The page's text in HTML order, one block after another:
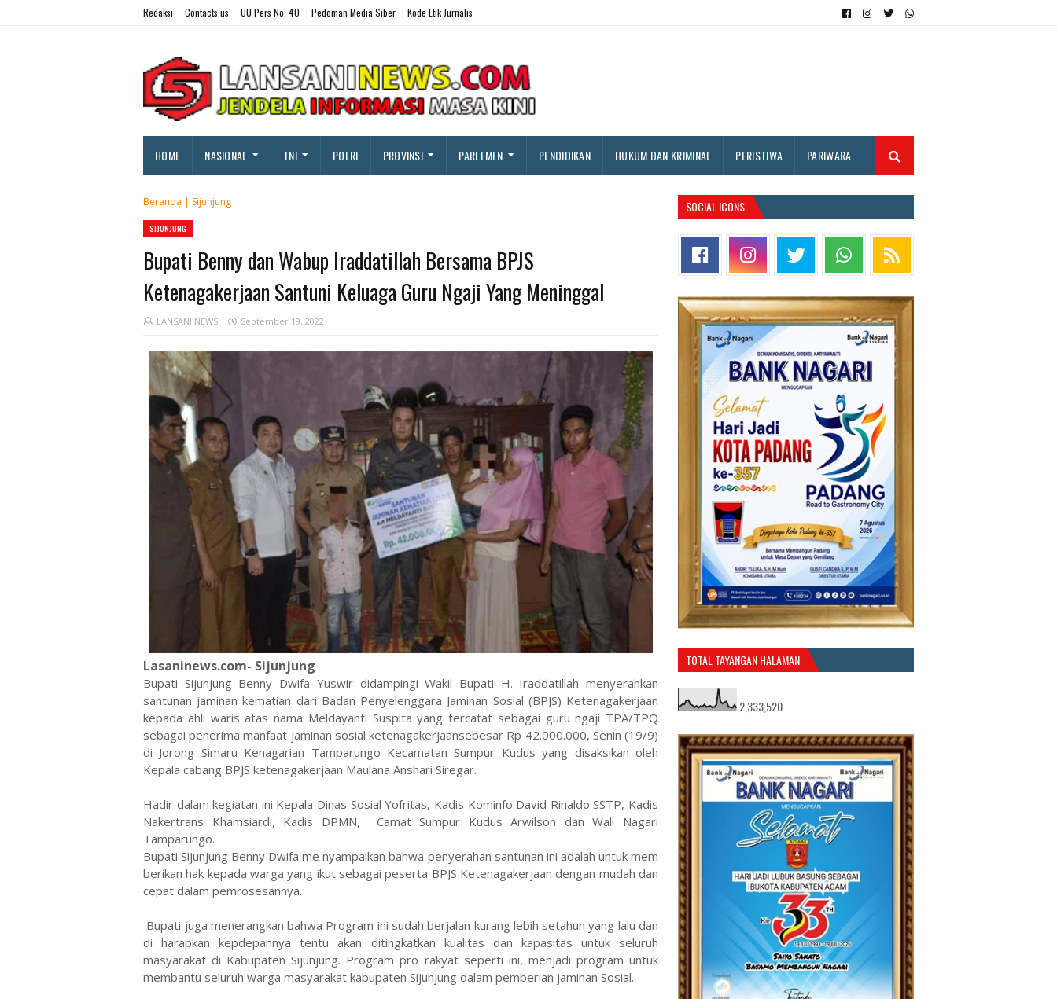
Redaksi Contacts us UU Pers No. 40 Pedoman Media Siber Kode Etik Jurnalis
HOME NASIONAL TNI POLRI PROVINSI PARLEMEN PENDIDIKAN HUKUM DAN KRIMINAL PERISTIWA PARIWARA
Beranda | Sijunjung
SIJUNJUNG
Bupati Benny dan Wabup Iraddatillah Bersama BPJS
Ketenagakerjaan Santuni Keluaga Guru Ngaji Yang Meninggal
LANSANI NEWS September 19, 2022
Lasaninews.com- Sijunjung
Bupati Sijunjung Benny Dwifa Yuswir didampingi Wakil Bupati H. Iraddatillah menyerahkan
santunan jaminan kematian dari Badan Penyelenggara Jaminan Sosial (BPJS) Ketenagakerjaan
kepada ahli waris atas nama Meldayanti Suspita yang tercatat sebagai guru ngaji TPA/TPQ
sebagai penerima manfaat jaminan sosial ketenagakerjaansebesar Rp 42.000.000, Senin (19/9)
di Jorong Simaru Kenagarian Tamparungo Kecamatan Sumpur Kudus yang disaksikan oleh
Kepala cabang BPJS ketenagakerjaan Maulana Anshari Siregar.
Hadir dalam kegiatan ini Kepala Dinas Sosial Yofritas, Kadis Kominfo David Rinaldo SSTP, Kadis
Nakertrans Khamsiardi, Kadis DPMN, Camat Sumpur Kudus Arwilson dan Wali Nagari
Tamparungo.
Bupati Sijunjung Benny Dwifa me nyampaikan bahwa penyerahan santunan ini adalah untuk mem
berikan hak kepada warga yang ikut sebagai peserta BPJS Ketenagakerjaan dengan mudah dan
cepat dalam pemrosesannya.
Bupati juga menerangkan bahwa Program ini sudah berjalan kurang lebih setahun yang lalu dan
di harapkan kepdepannya tentu akan ditingkatkan kualitas dan kapasitas untuk seluruh
masyarakat di Kabupaten Sijunjung. Program pro rakyat seperti ini, menjadi program untuk
membantu seluruh warga masyarakat kabupaten Sijunjung dalam pemberian jaminan Sosial.
SOCIAL ICONS
TOTAL TAYANGAN HALAMAN
2,333,520